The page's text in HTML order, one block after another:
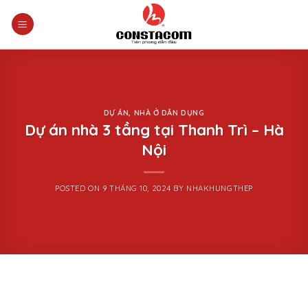
DỰ ÁN NHÀ Ở DÂN DỤNG
Dự án nhà 3 tầng tại Thanh Trì – Hà
Nội
POSTED ON 9 THÁNG 10, 2024 BY NHAKHUNGTHEP